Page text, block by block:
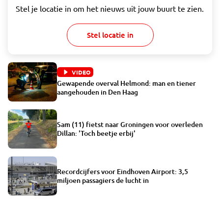
Stel je locatie in om het nieuws uit jouw buurt te zien.
Stel locatie in
VIDEO
Gewapende overval Helmond: man en tiener
aangehouden in Den Haag
Sam (11) fietst naar Groningen voor overleden
Dillan: 'Toch beetje erbij'
Recordcijfers voor Eindhoven Airport: 3,5
miljoen passagiers de lucht in